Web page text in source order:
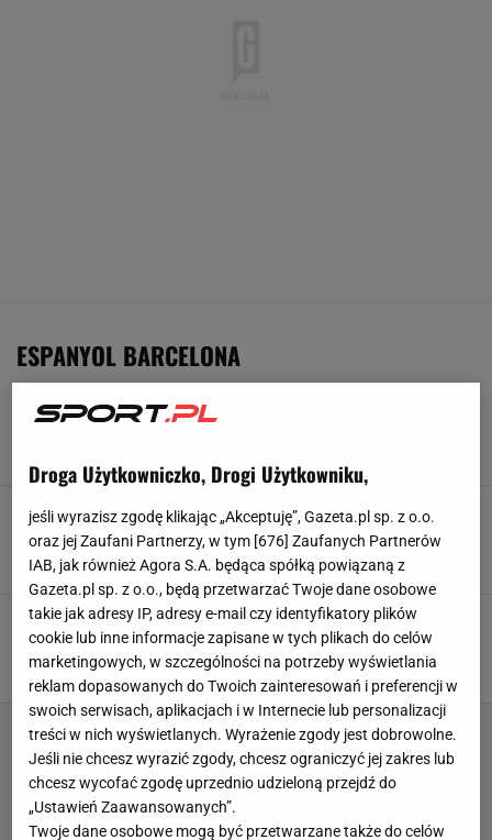
ESPANYOL BARCELONA
FC Barcelona będzie miała nowego bramkarza!
Dogadali się
Mbappe chwycił się za głowę, Real sensacyjnie
przegrał. Zagrali dla Barcelony!
Jakub Seweryn,1 LUTEGO 2025, 23:00
Kuriozalne wyjaśnienia policji po awanturze w
Barcelonie. "Celebracja musi być krótka"
Karolina Jaskulska,16 MAJA 2023, 22:16
Droga Użytkowniczko, Drogi Użytkowniku,
jeśli wyrazisz zgodę klikając „Akceptuję”, Gazeta.pl sp. z o.o.
oraz jej Zaufani Partnerzy, w tym [676] Zaufanych Partnerów
IAB, jak również Agora S.A. będąca spółką powiązaną z
Gazeta.pl sp. z o.o., będą przetwarzać Twoje dane osobowe
takie jak adresy IP, adresy e-mail czy identyfikatory plików
cookie lub inne informacje zapisane w tych plikach do celów
marketingowych, w szczególności na potrzeby wyświetlania
reklam dopasowanych do Twoich zainteresowań i preferencji w
swoich serwisach, aplikacjach i w Internecie lub personalizacji
treści w nich wyświetlanych. Wyrażenie zgody jest dobrowolne.
Jeśli nie chcesz wyrazić zgody, chcesz ograniczyć jej zakres lub
chcesz wycofać zgodę uprzednio udzieloną przejdź do
„Ustawień Zaawansowanych”.
Twoje dane osobowe mogą być przetwarzane także do celów